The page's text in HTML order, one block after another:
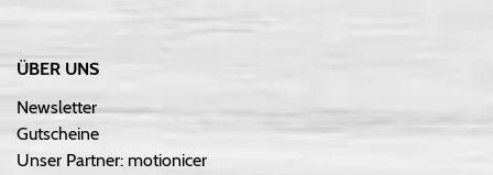
ÜBER UNS
Newsletter
Gutscheine
Unser Partner: motionicer